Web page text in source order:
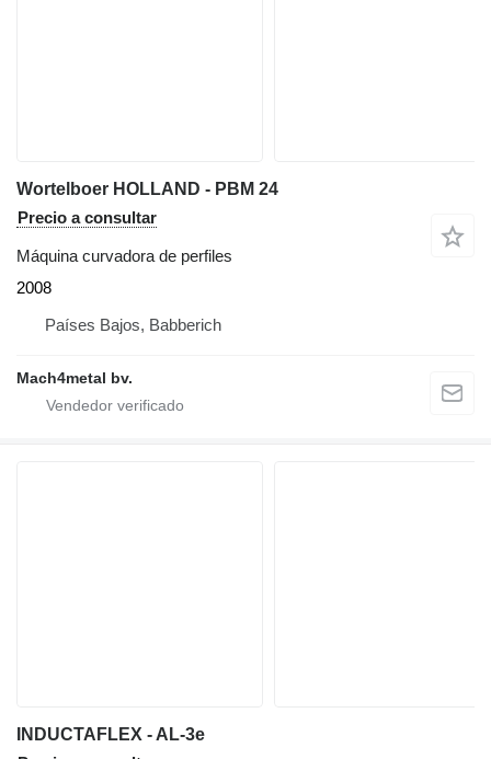
Wortelboer HOLLAND - PBM 24
Precio a consultar
Máquina curvadora de perfiles
2008
Países Bajos, Babberich
Mach4metal bv.
INDUCTAFLEX - AL-3e